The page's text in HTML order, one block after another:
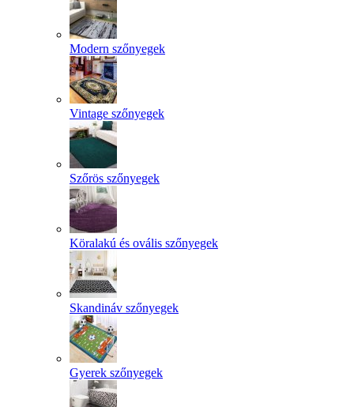
Modern szőnyegek
Vintage szőnyegek
Szőrös szőnyegek
Köralakú és ovális szőnyegek
Skandináv szőnyegek
Gyerek szőnyegek